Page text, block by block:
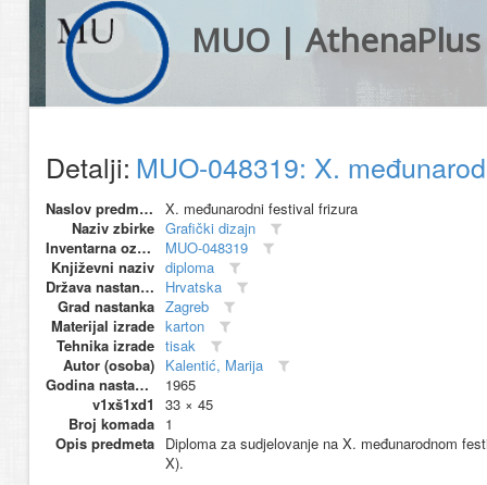
MUO | AthenaPlus
Detalji: MUO-048319: X.
Naslov predmeta
X. međunarodni festival frizura
Naziv zbirke Grafički dizajn
Inventarna oznaka
MUO-048319
Književni naziv diploma
Država nastanka
Hrvatska
Grad nastanka Zagreb
Materijal izrade karton
Tehnika izrade tisak
Autor (osoba) Kalentić, Marija
Godina nastanka
1965
v1xš1xd1
33 × 45
Broj komada 1
Opis predmeta Diploma za sudjelovanje na X. međunarodnom
X).